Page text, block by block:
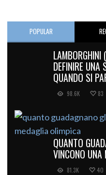
POPULAR
LAMBORGHINI
DEFINIRE UNA
QUANDO SI
98.6K 83
QUANTO
VINCONO
81.3K 40